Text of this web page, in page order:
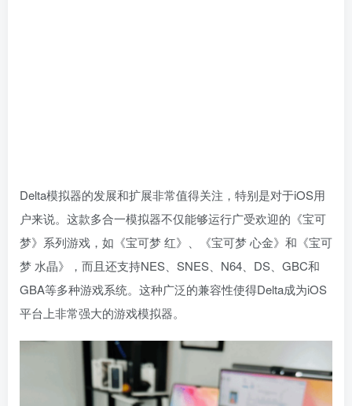
Delta模拟器的发展和扩展非常值得关注，特别是对于iOS用
户来说。这款多合一模拟器不仅能够运行广受欢迎的《宝可
梦》系列游戏，如《宝可梦 红》、《宝可梦 心金》和《宝可
梦 水晶》，而且还支持NES、SNES、N64、DS、GBC和
GBA等多种游戏系统。这种广泛的兼容性使得Delta成为iOS
平台上非常强大的游戏模拟器。